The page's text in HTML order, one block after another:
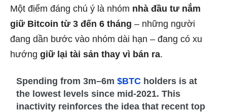
Một điểm đáng chú ý là nhóm nhà đầu tư nắm
giữ Bitcoin từ 3 đến 6 tháng – những người
đang dần bước vào nhóm dài hạn – đang có xu
hướng giữ lại tài sản thay vì bán ra.
Spending from 3m–6m$BTC holders is at
the lowest levels since mid-2021. This
inactivity reinforces the idea that recent top